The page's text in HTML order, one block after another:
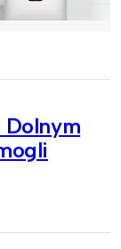
Dolnym